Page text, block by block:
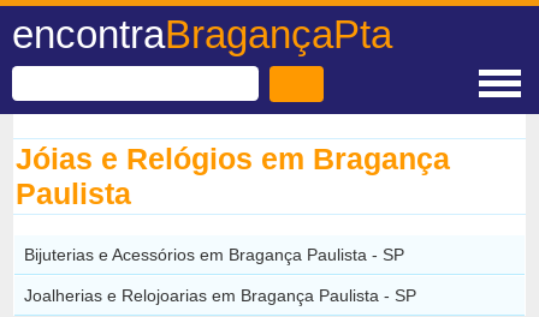
encontraBragançaPta
Jóias e Relógios em Bragança
Paulista
Bijuterias e Acessórios em Bragança Paulista - SP
Joalherias e Relojoarias em Bragança Paulista - SP